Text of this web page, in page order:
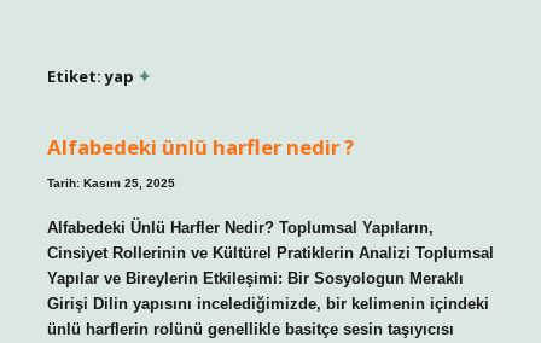
Etiket:yap
Alfabedeki ünlü harfler nedir ?
Tarih: Kasım 25, 2025
Alfabedeki Ünlü Harfler Nedir? Toplumsal Yapıların,
Cinsiyet Rollerinin ve Kültürel Pratiklerin Analizi Toplumsal
Yapılar ve Bireylerin Etkileşimi: Bir Sosyologun Meraklı
Girişi Dilin yapısını incelediğimizde, bir kelimenin içindeki
ünlü harflerin rolünü genellikle basitçe sesin taşıyıcısı